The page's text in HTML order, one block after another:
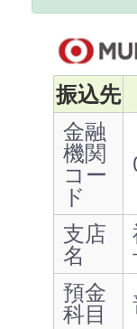
振込先
金融
機関
コー
ド
支店
名
預金
科目